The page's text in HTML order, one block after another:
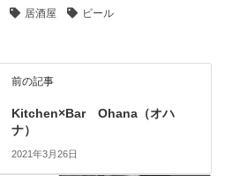
居酒屋 ビール
前の記事
Kitchen×Bar Ohana（オハ
ナ）
2021年3月26日